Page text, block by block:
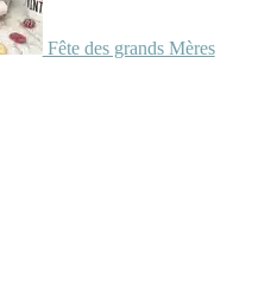
Fête des grands Mères